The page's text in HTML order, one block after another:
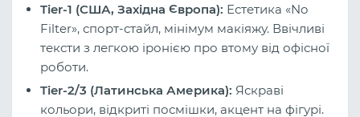
Tier-1 (США, Західна Європа): Естетика «No
Filter», спорт-стайл, мінімум макіяжу. Ввічливі
тексти з легкою іронією про втому від офісної
роботи.
Tier-2/3 (Латинська Америка): Яскраві
кольори, відкриті посмішки, акцент на фігурі.